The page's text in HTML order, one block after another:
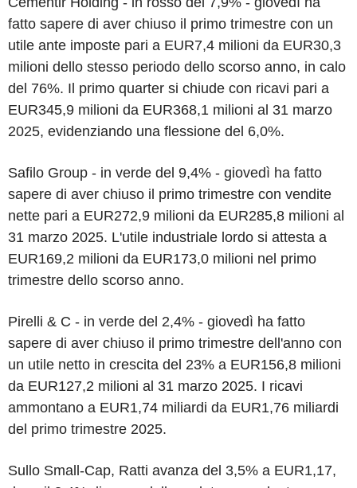
fatto sapere di aver chiuso il primo trimestre con un
utile ante imposte pari a EUR7,4 milioni da EUR30,3
milioni dello stesso periodo dello scorso anno, in calo
del 76%. Il primo quarter si chiude con ricavi pari a
EUR345,9 milioni da EUR368,1 milioni al 31 marzo
2025, evidenziando una flessione del 6,0%.
Safilo Group - in verde del 9,4% - giovedì ha fatto
sapere di aver chiuso il primo trimestre con vendite
nette pari a EUR272,9 milioni da EUR285,8 milioni al
31 marzo 2025. L'utile industriale lordo si attesta a
EUR169,2 milioni da EUR173,0 milioni nel primo
trimestre dello scorso anno.
Pirelli & C - in verde del 2,4% - giovedì ha fatto
sapere di aver chiuso il primo trimestre dell'anno con
un utile netto in crescita del 23% a EUR156,8 milioni
da EUR127,2 milioni al 31 marzo 2025. I ricavi
ammontano a EUR1,74 miliardi da EUR1,76 miliardi
del primo trimestre 2025.
Sullo Small-Cap, Ratti avanza del 3,5% a EUR1,17,